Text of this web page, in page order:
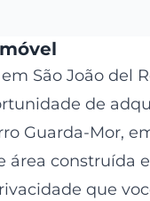
São João del
de
Guarda-Mor,
área construída
que